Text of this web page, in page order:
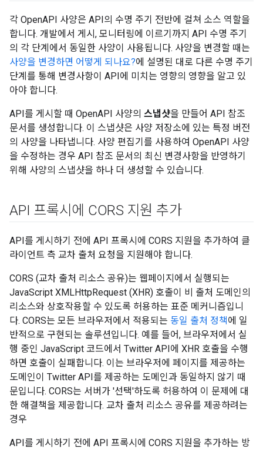
각 OpenAPI 사양은 API의 수명 주기 전반에 걸쳐 소스 역할을
합니다. 개발에서 게시, 모니터링에 이르기까지 API 수명 주기
의 각 단계에서 동일한 사양이 사용됩니다. 사양을 변경할 때는
사양을 변경하면 어떻게 되나요?에 설명된 대로 다른 수명 주기
단계를 통해 변경사항이 API에 미치는 영향의 영향을 알고 있
아야 합니다.
API를 게시할 때 OpenAPI 사양의 스냅샷을 만들어 API 참조
문서를 생성합니다. 이 스냅샷은 사양 저장소에 있는 특정 버전
의 사양을 나타냅니다. 사양 편집기를 사용하여 OpenAPI 사양
을 수정하는 경우 API 참조 문서의 최신 변경사항을 반영하기
위해 사양의 스냅샷을 하나 더 생성할 수 있습니다.
API 프록시에 CORS 지원 추가
API를 게시하기 전에 API 프록시에 CORS 지원을 추가하여 클
라이언트 측 교차 출처 요청을 지원해야 합니다.
CORS (교차 출처 리소스 공유)는 웹페이지에서 실행되는
JavaScript XMLHttpRequest (XHR) 호출이 비 출처 도메인의
리소스와 상호작용할 수 있도록 허용하는 표준 메커니즘입니
다. CORS는 모든 브라우저에서 적용되는 동일 출처 정책 에 일
반적으로 구현되는 솔루션입니다. 예를 들어, 브라우저에서 실
행 중인 JavaScript 코드에서 Twitter API에 XHR 호출을 수행
하면 호출이 실패합니다. 이는 브라우저에 페이지를 제공하는
도메인이 Twitter API를 제공하는 도메인과 동일하지 않기 때
문입니다. CORS는 서버가 '선택'하도록 허용하여 이 문제에 대
한 해결책을 제공합니다. 교차 출처 리소스 공유를 제공하려는
경우
API를 게시하기 전에 API 프록시에 CORS 지원을 추가하는 방